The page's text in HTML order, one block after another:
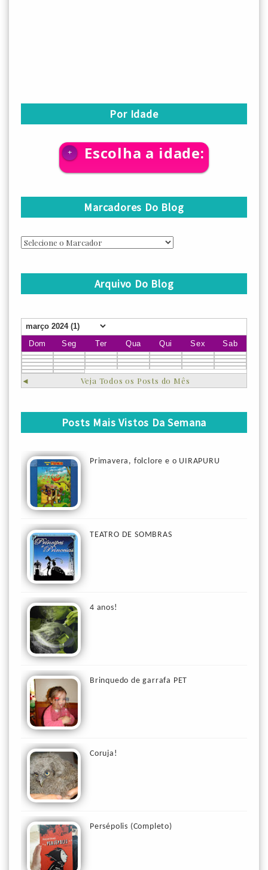
Por Idade
+ Escolha a idade:
Marcadores Do Blog
Arquivo Do Blog
Dom Seg Ter Qua Qui Sex Sab
◄ Veja Todos os Posts do Mês
Posts Mais Vistos Da Semana
Primavera, folclore e o UIRAPURU
TEATRO DE SOMBRAS
4 anos!
Brinquedo de garrafa PET
Coruja!
Persépolis (Completo)